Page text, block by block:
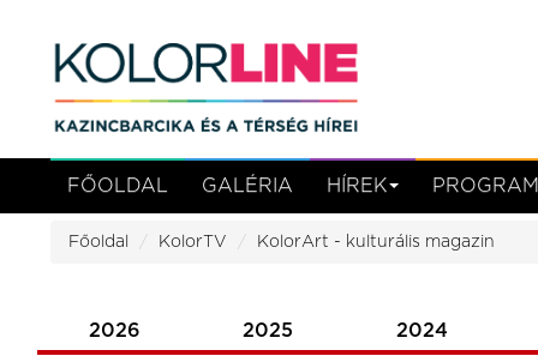
FŐOLDAL GALÉRIA HÍREK
Főoldal KolorTV KolorArt - kulturális magazin
2026 2025 2024